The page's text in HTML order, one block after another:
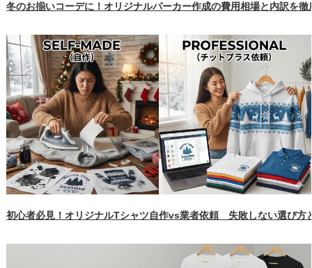
冬のお揃いコーデに！オリジナルパーカー作成の費用相場と内訳を徹
初心者必見！オリジナルTシャツ自作vs業者依頼 失敗しない選び方